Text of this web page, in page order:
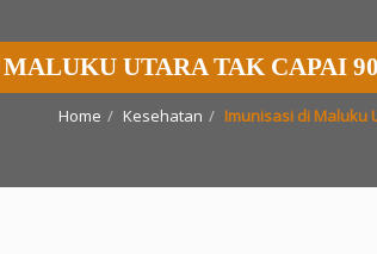
UTARA TAK CAPAI
Home Kesehatan Imunisasi di Maluku